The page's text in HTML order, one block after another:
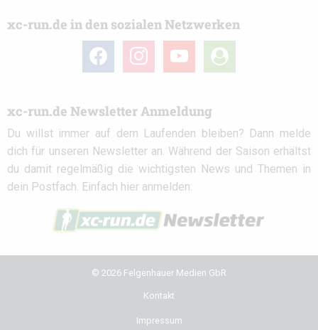
xc-run.de in den sozialen Netzwerken
facebook instagramyoutube
user-
circle
xc-run.de Newsletter Anmeldung
Du willst immer auf dem Laufenden bleiben? Dann melde
dich für unseren Newsletter an. Während der Saison erhältst
du damit regelmäßig die wichtigsten News und Themen in
dein Postfach. Einfach hier anmelden:
© 2026 Felgenhauer Medien GbR
Kontakt
Impressum